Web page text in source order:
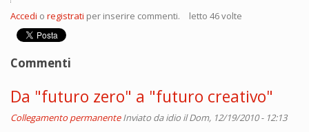
Accedi o registrati per inserire commenti. letto 46 volte
Commenti
Da "futuro zero" a "futuro creativo"
Collegamento permanente Inviato daidio il Dom, 12/19/2010 - 12:13